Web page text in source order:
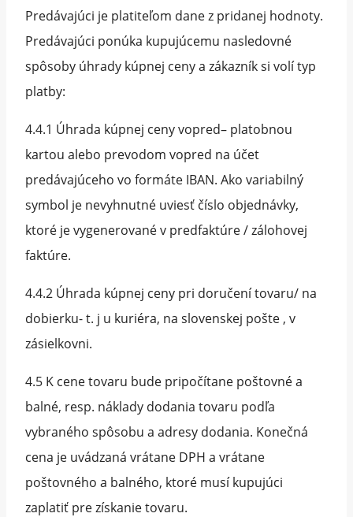
Predávajúci je platiteľom dane z pridanej hodnoty.
Predávajúci ponúka kupujúcemu nasledovné
spôsoby úhrady kúpnej ceny a zákazník si volí typ
platby:
4.4.1 Úhrada kúpnej ceny vopred– platobnou
kartou alebo prevodom vopred na účet
predávajúceho vo formáte IBAN. Ako variabilný
symbol je nevyhnutné uviesť číslo objednávky,
ktoré je vygenerované v predfaktúre / zálohovej
faktúre.
4.4.2 Úhrada kúpnej ceny pri doručení tovaru/ na
dobierku- t. j u kuriéra, na slovenskej pošte , v
zásielkovni.
4.5 K cene tovaru bude pripočítane poštovné a
balné, resp. náklady dodania tovaru podľa
vybraného spôsobu a adresy dodania. Konečná
cena je uvádzaná vrátane DPH a vrátane
poštovného a balného, ktoré musí kupujúci
zaplatiť pre získanie tovaru.